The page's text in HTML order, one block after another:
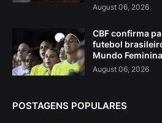
August 06, 2026
CBF confirma
futebol
Mundo
August 06, 2026
POSTAGENS POPULARES